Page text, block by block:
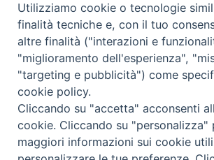
Sede Curia:
Via Vescovado, 1 – 10064 Pinerolo
Segreteria Generale Centralino Tel:
e-mail: centralino@diocesipinerolo.it
Orari e giorni di apertura:
Lunedì, Mercoledì e Venerdì: ore
Utilizziamo cookie o tecnologie
finalità tecniche e, con il tuo
altre finalità ("interazioni e
"miglioramento dell'esperienza",
"targeting e pubblicità") come
cookie policy.
Cliccando su "accetta" acconsenti
cookie. Cliccando su "personalizza"
maggiori informazioni sui cookie